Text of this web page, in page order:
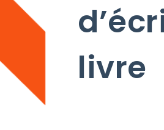
livre